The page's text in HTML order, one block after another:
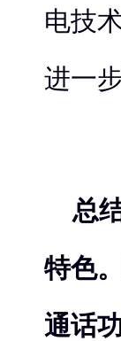
电技
进一
总
特色
通话